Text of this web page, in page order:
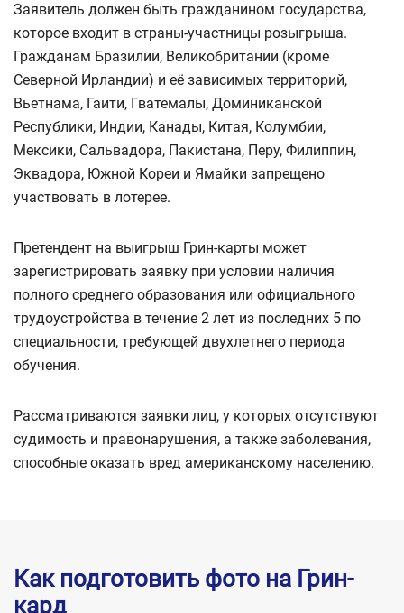
Заявитель должен быть гражданином государства,
которое входит в страны-участницы розыгрыша.
Гражданам Бразилии, Великобритании (кроме
Северной Ирландии) и её зависимых территорий,
Вьетнама, Гаити, Гватемалы, Доминиканской
Республики, Индии, Канады, Китая, Колумбии,
Мексики, Сальвадора, Пакистана, Перу, Филиппин,
Эквадора, Южной Кореи и Ямайки запрещено
участвовать в лотерее.
Претендент на выигрыш Грин-карты может
зарегистрировать заявку при условии наличия
полного среднего образования или официального
трудоустройства в течение 2 лет из последних 5 по
специальности, требующей двухлетнего периода
обучения.
Рассматриваются заявки лиц, у которых отсутствуют
судимость и правонарушения, а также заболевания,
способные оказать вред американскому населению.
Как подготовить фото на Грин-
кард